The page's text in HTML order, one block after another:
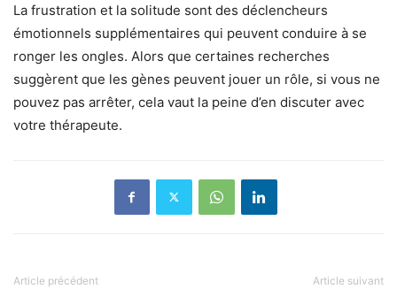
La frustration et la solitude sont des déclencheurs
émotionnels supplémentaires qui peuvent conduire à se
ronger les ongles. Alors que certaines recherches
suggèrent que les gènes peuvent jouer un rôle, si vous ne
pouvez pas arrêter, cela vaut la peine d’en discuter avec
votre thérapeute.
Article précédent Article suivant